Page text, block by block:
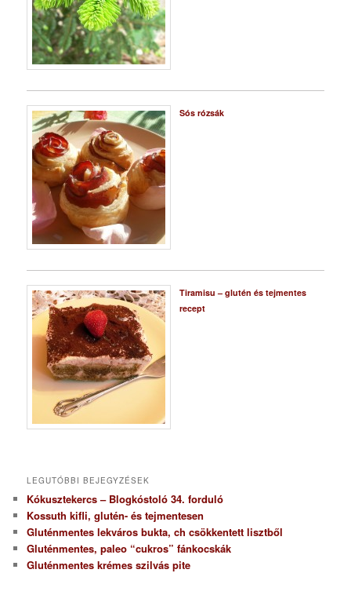
Sós rózsák
Tiramisu – glutén és tejmentes
recept
LEGUTÓBBI BEJEGYZÉSEK
Kókusztekercs – Blogkóstoló 34. forduló
Kossuth kifli, glutén- és tejmentesen
Gluténmentes lekváros bukta, ch csökkentett lisztből
Gluténmentes, paleo “cukros” fánkocskák
Gluténmentes krémes szilvás pite